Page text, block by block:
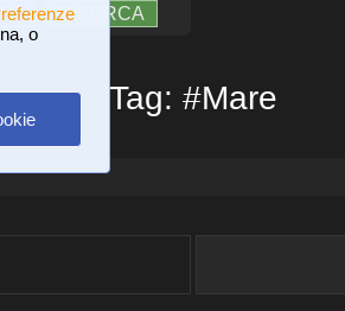
o
RICERCA
Tag: #Mare